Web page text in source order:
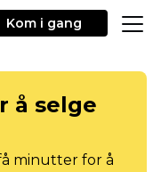
Kom i gang
å selge
minutter for å